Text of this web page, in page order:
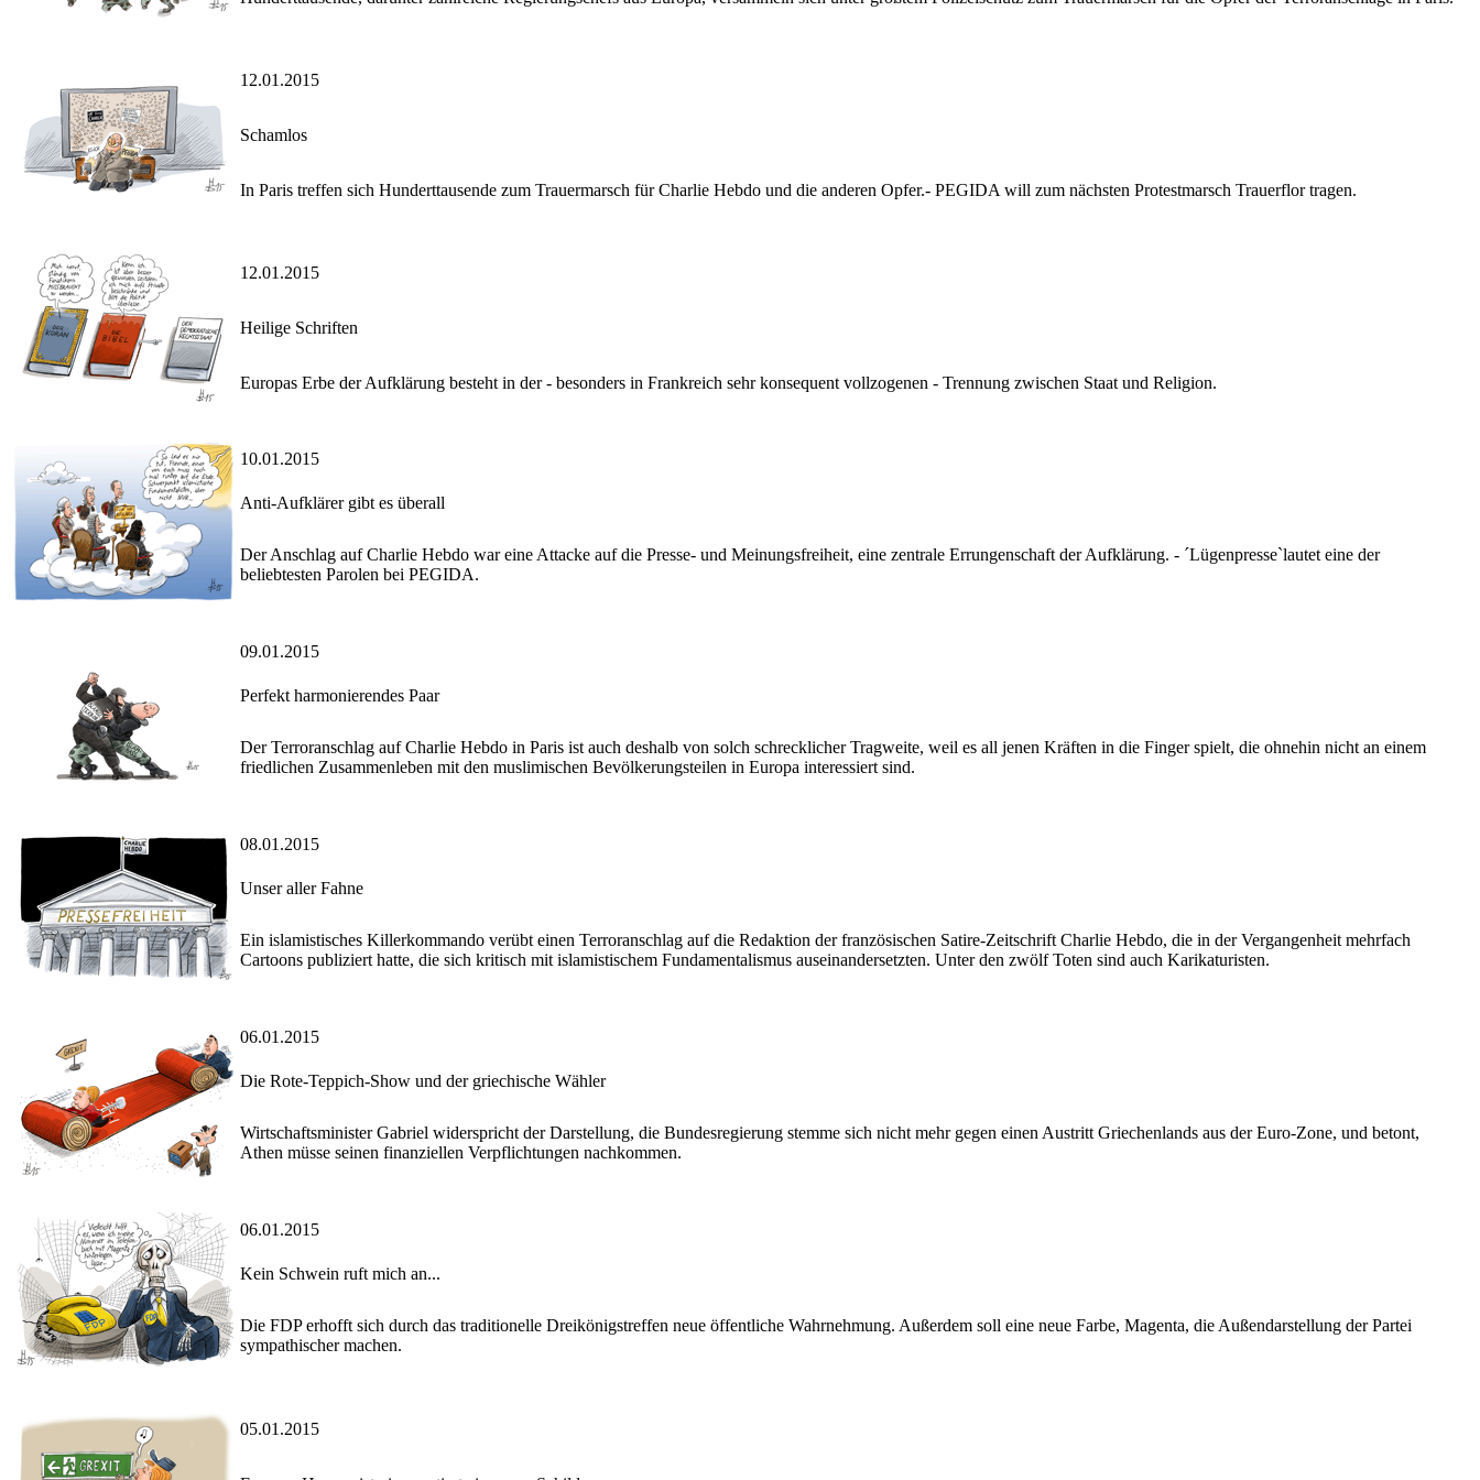
12.01.2015
Schamlos
In Paris treffen sich Hunderttausende zum Trauermarsch für Charlie Hebdo und die anderen Opfer.- PEGIDA will zum nächsten Protestmarsch Trauerflor tragen.
12.01.2015
Heilige Schriften
Europas Erbe der Aufklärung besteht in der - besonders in Frankreich sehr konsequent vollzogenen - Trennung zwischen Staat und Religion.
10.01.2015
Anti-Aufklärer gibt es überall
Der Anschlag auf Charlie Hebdo war eine Attacke auf die Presse- und Meinungsfreiheit, eine zentrale Errungenschaft der Aufklärung. - ´Lügenpresse`lautet eine der
beliebtesten Parolen bei PEGIDA.
09.01.2015
Perfekt harmonierendes Paar
Der Terroranschlag auf Charlie Hebdo in Paris ist auch deshalb von solch schrecklicher Tragweite, weil es all jenen Kräften in die Finger spielt, die ohnehin nicht an einem
friedlichen Zusammenleben mit den muslimischen Bevölkerungsteilen in Europa interessiert sind.
08.01.2015
Unser aller Fahne
Ein islamistisches Killerkommando verübt einen Terroranschlag auf die Redaktion der französischen Satire-Zeitschrift Charlie Hebdo, die in der Vergangenheit mehrfach
Cartoons publiziert hatte, die sich kritisch mit islamistischem Fundamentalismus auseinandersetzten. Unter den zwölf Toten sind auch Karikaturisten.
06.01.2015
Die Rote-Teppich-Show und der griechische Wähler
Wirtschaftsminister Gabriel widerspricht der Darstellung, die Bundesregierung stemme sich nicht mehr gegen einen Austritt Griechenlands aus der Euro-Zone, und betont,
Athen müsse seinen finanziellen Verpflichtungen nachkommen.
06.01.2015
Kein Schwein ruft mich an...
Die FDP erhofft sich durch das traditionelle Dreikönigstreffen neue öffentliche Wahrnehmung. Außerdem soll eine neue Farbe, Magenta, die Außendarstellung der Partei
sympathischer machen.
05.01.2015